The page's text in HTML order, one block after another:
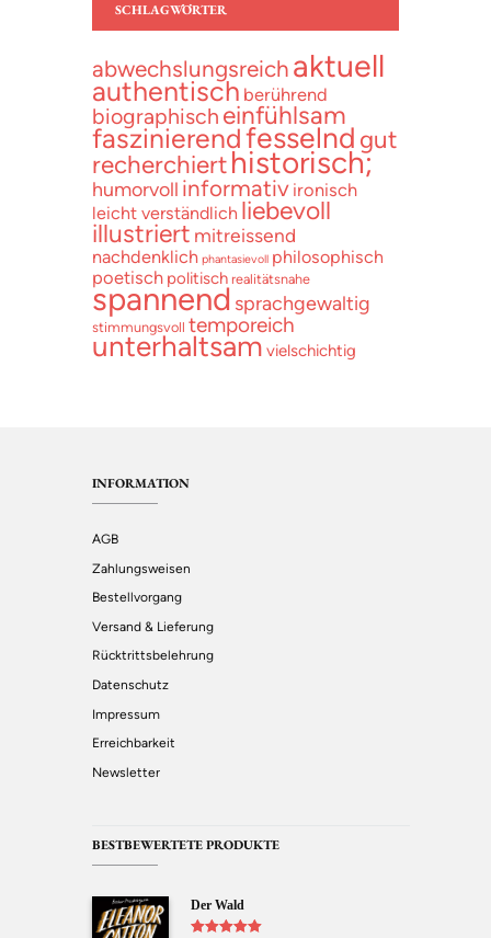
SCHLAGWÖRTER
abwechslungsreich aktuell
authentisch berührend
biographisch einfühlsam
faszinierendfesselnd gut
recherchierthistorisch;
humorvoll informativ ironisch
leicht verständlich liebevoll
illustriert mitreissend
nachdenklich phantasievoll philosophisch
poetisch politisch realitätsnahe
spannend sprachgewaltig
stimmungsvoll temporeich
unterhaltsam vielschichtig
INFORMATION
AGB
Zahlungsweisen
Bestellvorgang
Versand & Lieferung
Rücktrittsbelehrung
Datenschutz
Impressum
Erreichbarkeit
Newsletter
BESTBEWERTETE PRODUKTE
Der Wald